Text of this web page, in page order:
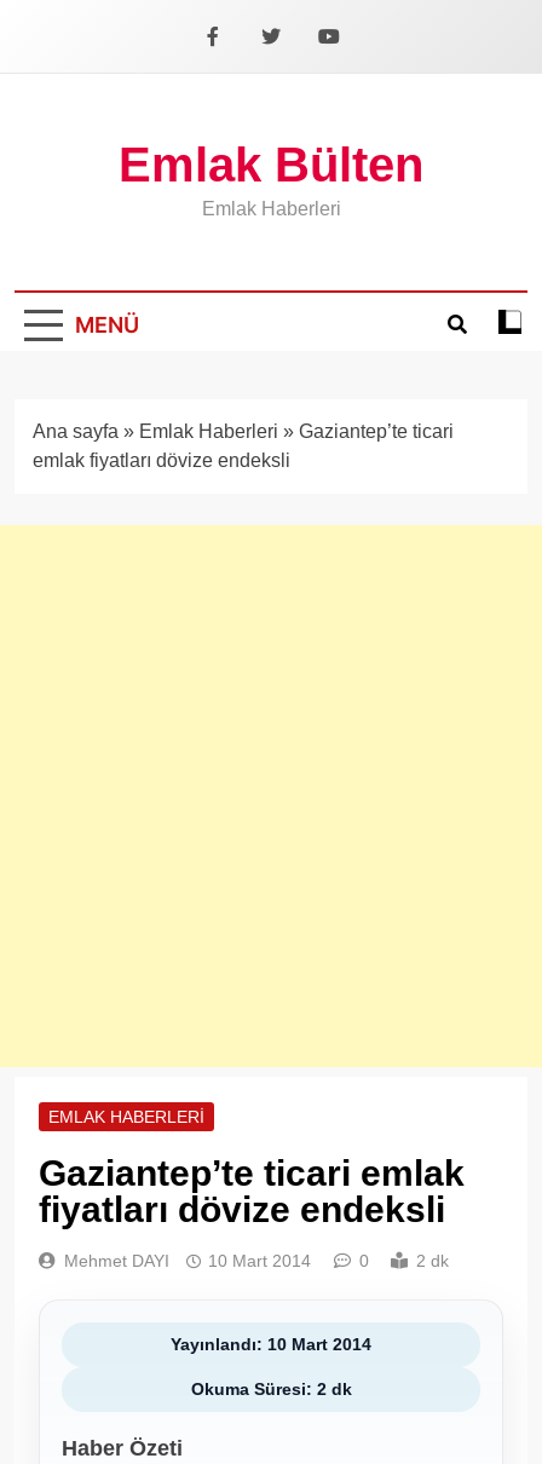
Facebook
X YouTube
Emlak Bülten
Emlak Haberleri
MENÜ
Koyu
Ana sayfa » Emlak Haberleri » Gaziantep’te ticari
emlak fiyatları dövize endeksli
EMLAK HABERLERI
Gaziantep’te ticari emlak
fiyatları dövize endeksli
Mehmet DAYI 10 Mart 2014 0 2 dk
Yayınlandı: 10 Mart 2014
Okuma Süresi: 2 dk
Haber Özeti